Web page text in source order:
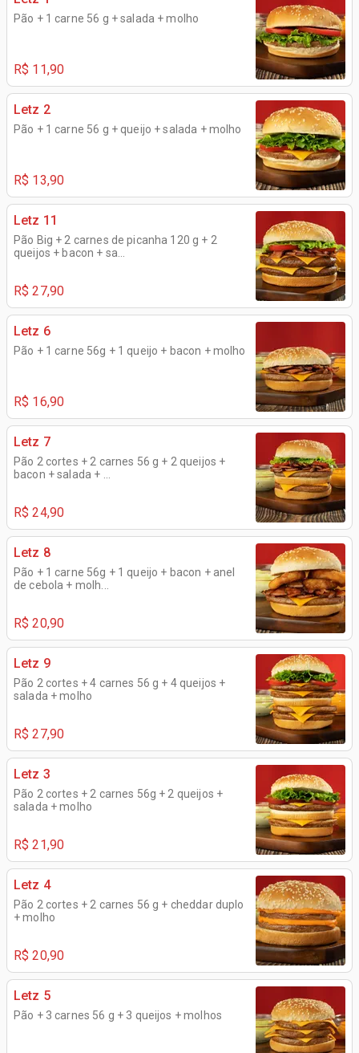
Pão + 1 carne 56 g + salada + molho
R$ 11,90
Letz 2
Pão + 1 carne 56 g + queijo + salada + molho
R$ 13,90
Letz 11
Pão Big + 2 carnes de picanha 120 g + 2
queijos + bacon + sa...
R$ 27,90
Letz 6
Pão + 1 carne 56g + 1 queijo + bacon + molho
R$ 16,90
Letz 7
Pão 2 cortes + 2 carnes 56 g + 2 queijos +
bacon + salada + ...
R$ 24,90
Letz 8
Pão + 1 carne 56g + 1 queijo + bacon + anel
de cebola + molh...
R$ 20,90
Letz 9
Pão 2 cortes + 4 carnes 56 g + 4 queijos +
salada + molho
R$ 27,90
Letz 3
Pão 2 cortes + 2 carnes 56g + 2 queijos +
salada + molho
R$ 21,90
Letz 4
Pão 2 cortes + 2 carnes 56 g + cheddar duplo
+ molho
R$ 20,90
Letz 5
Pão + 3 carnes 56 g + 3 queijos + molhos